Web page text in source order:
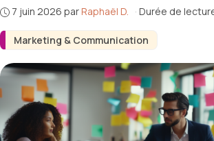
Marketing & Communication
7 juin 2026 parRaphaël D. · Durée de